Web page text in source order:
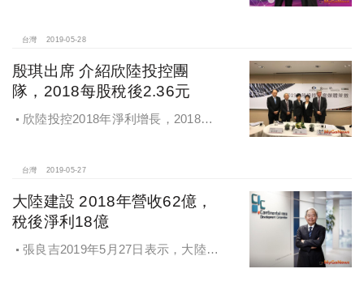
台灣 2019-05-28
殷琪出席 介紹欣陸投控團
隊，2018每股稅後2.36元
欣陸投控2018年淨利增長，2018年
台灣 2019-05-27
大陸建設 2018年營收62億，
稅後淨利18億
張良吉2019年5月27日表示，大陸建